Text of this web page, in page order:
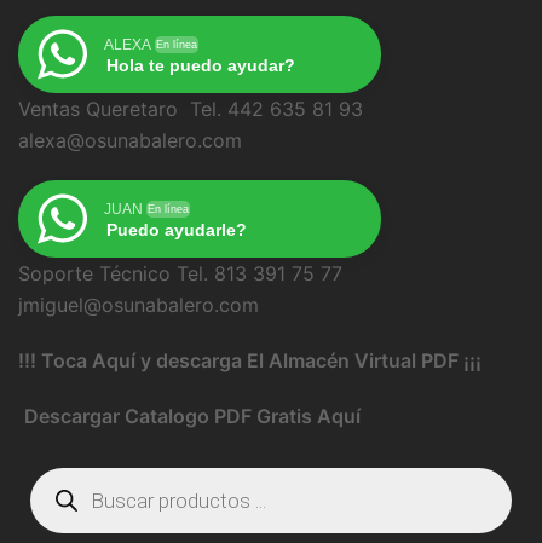
ALEXA En línea
Hola te puedo ayudar?
Ventas Queretaro Tel. 442 635 81 93
alexa@osunabalero.com
JUAN En línea
Puedo ayudarle?
Soporte Técnico Tel. 813 391 75 77
jmiguel@osunabalero.com
!!! Toca Aquí y descarga El Almacén Virtual PDF ¡¡¡
Descargar Catalogo PDF Gratis Aquí
Búsqueda
de
productos